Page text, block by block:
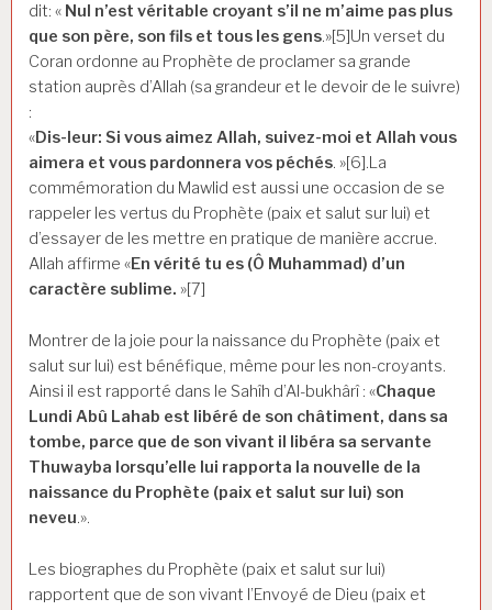
dit: « Nul n’est véritable croyant s’il ne m’aime pas plus
que son père, son fils et tous les gens.»[5]Un verset du
Coran ordonne au Prophète de proclamer sa grande
station auprès d’Allah (sa grandeur et le devoir de le suivre)
:
«Dis-leur: Si vous aimez Allah, suivez-moi et Allah vous
aimera et vous pardonnera vos péchés. »[6].La
commémoration du Mawlid est aussi une occasion de se
rappeler les vertus du Prophète (paix et salut sur lui) et
d’essayer de les mettre en pratique de manière accrue.
Allah affirme «En vérité tu es (Ô Muhammad) d’un
caractère sublime. »[7]
Montrer de la joie pour la naissance du Prophète (paix et
salut sur lui) est bénéfique, même pour les non-croyants.
Ainsi il est rapporté dans le Sahîh d’Al-bukhârî : «Chaque
Lundi Abû Lahab est libéré de son châtiment, dans sa
tombe, parce que de son vivant il libéra sa servante
Thuwayba lorsqu’elle lui rapporta la nouvelle de la
naissance du Prophète (paix et salut sur lui) son
neveu.».
Les biographes du Prophète (paix et salut sur lui)
rapportent que de son vivant l’Envoyé de Dieu (paix et